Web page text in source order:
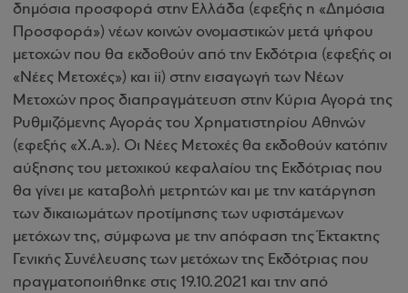
δημόσια προσφορά στην Ελλάδα (εφεξής η «Δημόσια
Προσφορά») νέων κοινών ονομαστικών μετά ψήφου
μετοχών που θα εκδοθούν από την Εκδότρια (εφεξής οι
«Νέες Μετοχές») και ii) στην εισαγωγή των Νέων
Μετοχών προς διαπραγμάτευση στην Κύρια Αγορά της
Ρυθμιζόμενης Αγοράς του Χρηματιστηρίου Αθηνών
(εφεξής «Χ.Α.»). Οι Νέες Μετοχές θα εκδοθούν κατόπιν
αύξησης του μετοχικού κεφαλαίου της Εκδότριας που
θα γίνει με καταβολή μετρητών και με την κατάργηση
των δικαιωμάτων προτίμησης των υφιστάμενων
μετόχων της, σύμφωνα με την απόφαση της Έκτακτης
Γενικής Συνέλευσης των μετόχων της Εκδότριας που
πραγματοποιήθηκε στις 19.10.2021 και την από